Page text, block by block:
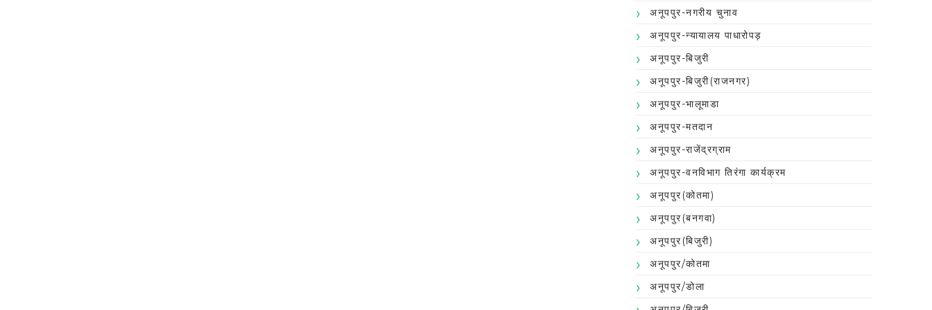
अनूपपुर-नगरीय चुनाव
अनूपपुर-न्यायालय पाधारोपड़
अनूपपुर-बिजुरी
अनूपपुर-बिजुरी(राजनगर)
अनूपपुर-भालूमाडा
अनूपपुर-मतदान
अनूपपुर-राजेंद्रग्राम
अनूपपुर-वनविभाग तिरंगा कार्यक्रम
अनूपपुर(कोतमा)
अनूपपुर(बनगवा)
अनूपपुर(बिजुरी)
अनूपपुर/कोतमा
अनूपपुर/डोला